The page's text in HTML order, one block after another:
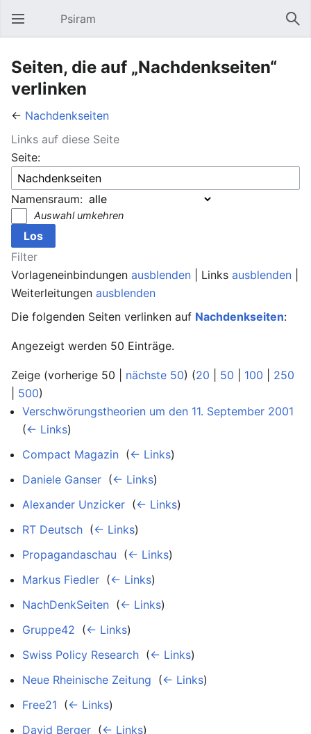
Hauptmenü öffnen Psiram
Seiten, die auf „Nachdenkseiten“
verlinken
← Nachdenkseiten
Links auf diese Seite
Seite:
Namensraum:
Auswahl umkehren
Filter
Vorlageneinbindungen ausblenden | Links ausblenden
Weiterleitungen ausblenden
Die folgenden Seiten verlinken auf Nachdenkseiten:
Angezeigt werden 50 Einträge.
Zeige (vorherige 50 | nächste 50) (20 50 100
250
500)
Verschwörungstheorien um den 11. September 2001
(← Links)
Compact Magazin (← Links)
Daniele Ganser (← Links)
Alexander Unzicker (← Links)
RT Deutsch (← Links)
Propagandaschau (← Links)
Markus Fiedler (← Links)
NachDenkSeiten (← Links)
Gruppe42 (← Links)
Swiss Policy Research (← Links)
Neue Rheinische Zeitung (← Links)
Free21 (← Links)
David Berger (← Links)